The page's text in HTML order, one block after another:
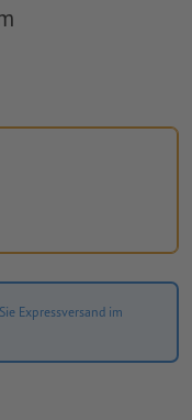
Expressversand im